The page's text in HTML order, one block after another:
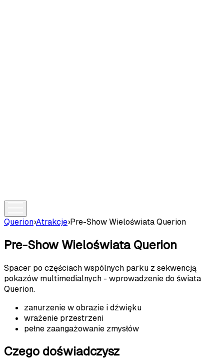
Querion›Atrakcje›Pre-Show Wieloświata Querion
Pre-Show Wieloświata Querion
Spacer po częściach wspólnych parku z sekwencją
pokazów multimedialnych - wprowadzenie do świata
Querion.
zanurzenie w obrazie i dźwięku
wrażenie przestrzeni
pełne zaangażowanie zmysłów
Czego doświadczysz